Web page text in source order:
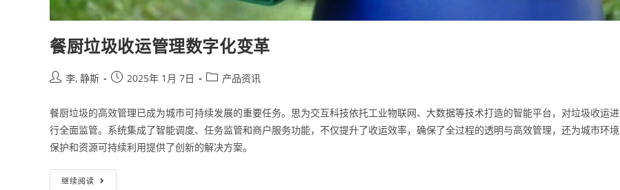
餐厨垃圾收运管理数字化变革
李, 静斯 2025年 1月 7日 产品资讯
餐厨垃圾的高效管理已成为城市可持续发展的重要任务。思为交互科技依托工业物联网、大数据等技术打造的智能平台，对垃圾收运进
行全面监管。系统集成了智能调度、任务监管和商户服务功能，不仅提升了收运效率，确保了全过程的透明与高效管理，还为城市环境
保护和资源可持续利用提供了创新的解决方案。
继续阅读